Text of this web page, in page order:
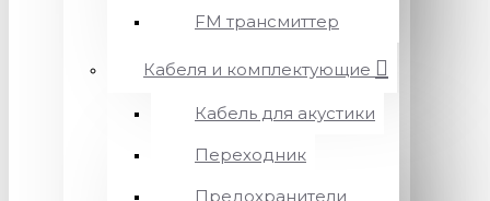
FM трансмиттер
Кабеля и комплектующие
Кабель для акустики
Переходник
Предохранители